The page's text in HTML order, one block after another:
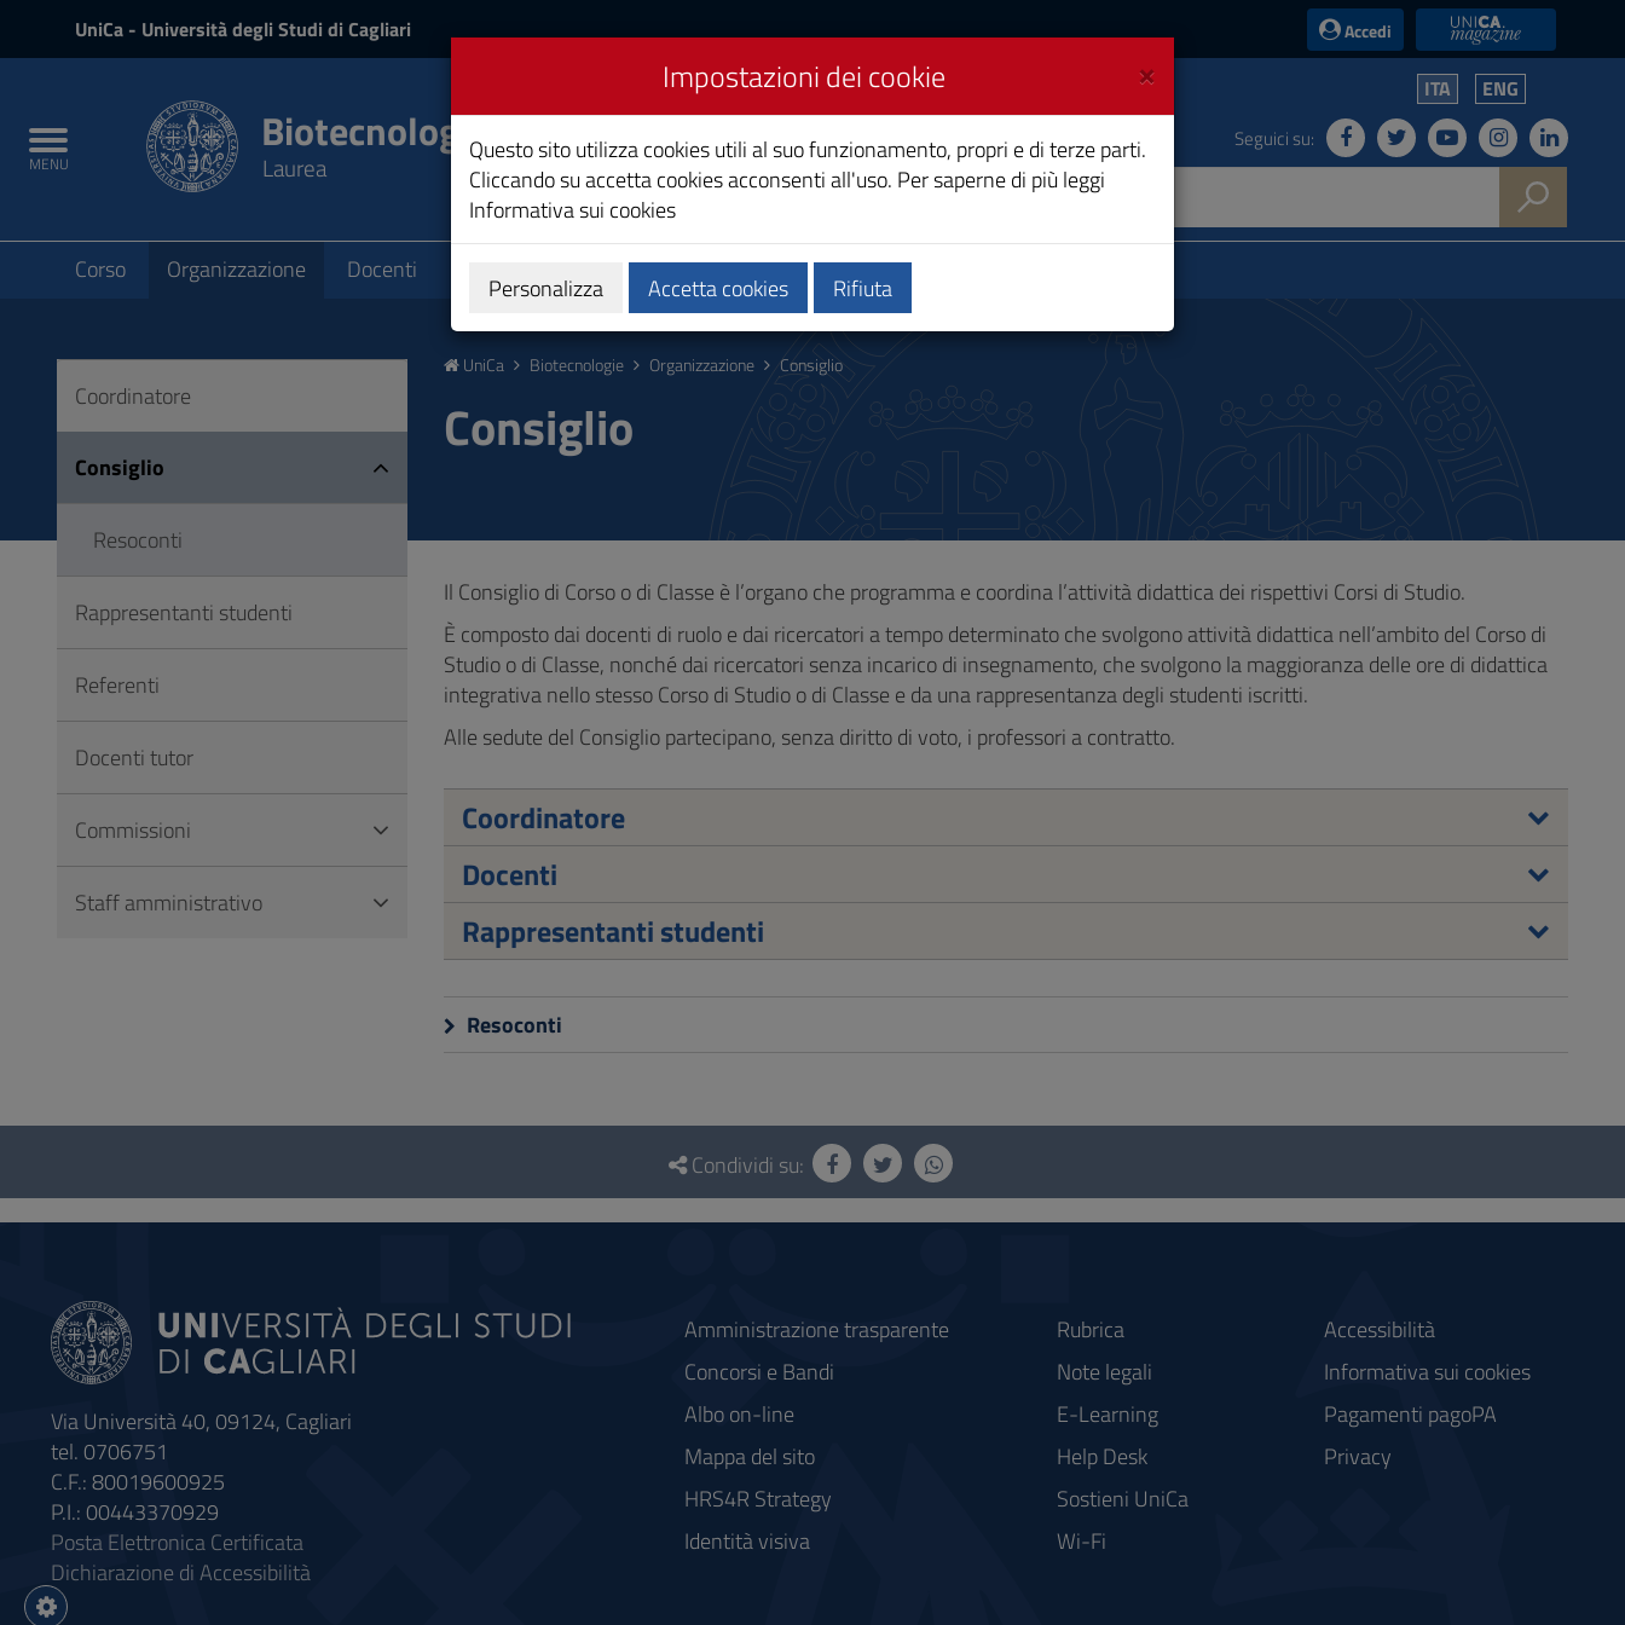
navigazione
Footer
UniCa - Università degli Studi di Cagliari Accedi UniCA News
Toggle
navigation
MENU
Biotecnologie
Laurea
ITA ENG
Seguici su:
Submenu
Corso Organizzazione Docenti Calendari e orari Qualità e miglioramento
UniCa Biotecnologie Organizzazione Consiglio
Consiglio
Il Consiglio di Corso o di Classe è l’organo che programma e coordina l’attività didattica dei rispettivi Corsi di Studio.
È composto dai docenti di ruolo e dai ricercatori a tempo determinato che svolgono attività didattica nell’ambito del Corso di
Studio o di Classe, nonché dai ricercatori senza incarico di insegnamento, che svolgono la maggioranza delle ore di didattica
integrativa nello stesso Corso di Studio o di Classe e da una rappresentanza degli studenti iscritti.
Alle sedute del Consiglio partecipano, senza diritto di voto, i professori a contratto.
Coordinatore
Docenti
Rappresentanti studenti
Resoconti
Coordinatore
Consiglio
Resoconti
Rappresentanti studenti
Referenti
Docenti tutor
Commissioni
Staff amministrativo
Questionario
social
Condividi su:
Via Università 40, 09124, Cagliari
tel. 0706751
C.F.: 80019600925
P.I.: 00443370929
Posta Elettronica Certificata
Dichiarazione di Accessibilità
Amministrazione trasparente
Concorsi e Bandi
Albo on-line
Mappa del sito
HRS4R Strategy
Identità visiva
Rubrica
Note legali
E-Learning
Help Desk
Sostieni UniCa
Wi-Fi
Accessibilità
Informativa sui cookies
Pagamenti pagoPA
Privacy
Impostazioni
×
Impostazioni dei cookie
Questo sito utilizza cookies utili al suo funzionamento, propri e di terze parti.
Cliccando su accetta cookies acconsenti all'uso. Per saperne di più leggi
Informativa sui cookies
Personalizza Accetta cookies Rifiuta